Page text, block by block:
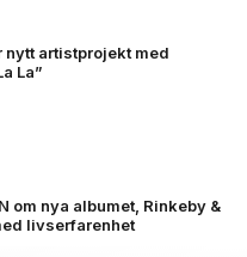
artistprojekt med
La”
om nya albumet, Rinkeby &
livserfarenhet